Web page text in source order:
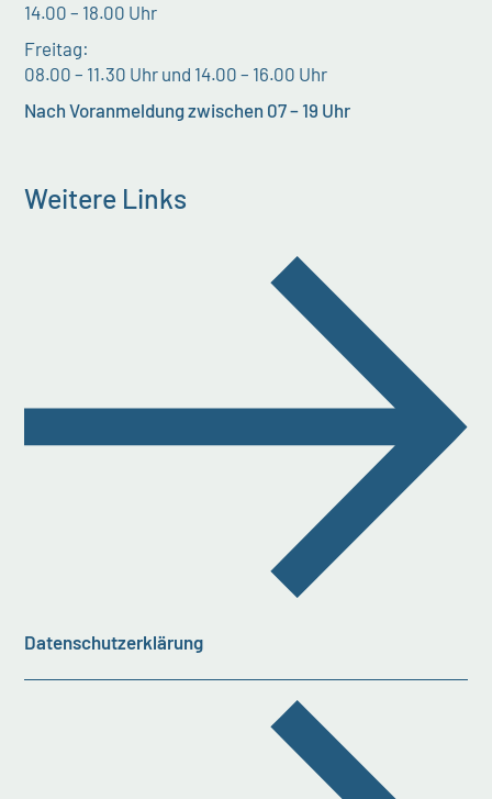
14.00 – 18.00 Uhr
Freitag:
08.00 – 11.30 Uhr und 14.00 – 16.00 Uhr
Nach Voranmeldung zwischen 07 – 19 Uhr
Weitere Links
Datenschutzerklärung